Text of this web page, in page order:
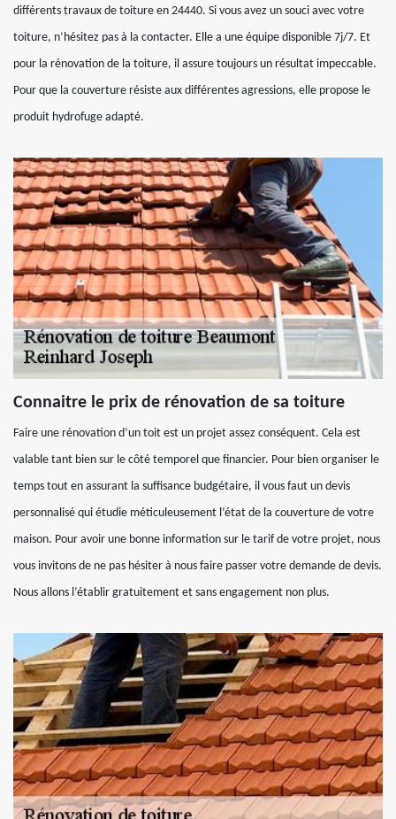
différents travaux de toiture en 24440. Si vous avez un souci avec votre
toiture, n’hésitez pas à la contacter. Elle a une équipe disponible 7j/7. Et
pour la rénovation de la toiture, il assure toujours un résultat impeccable.
Pour que la couverture résiste aux différentes agressions, elle propose le
produit hydrofuge adapté.
Connaitre le prix de rénovation de sa toiture
Faire une rénovation d’un toit est un projet assez conséquent. Cela est
valable tant bien sur le côté temporel que financier. Pour bien organiser le
temps tout en assurant la suffisance budgétaire, il vous faut un devis
personnalisé qui étudie méticuleusement l’état de la couverture de votre
maison. Pour avoir une bonne information sur le tarif de votre projet, nous
vous invitons de ne pas hésiter à nous faire passer votre demande de devis.
Nous allons l’établir gratuitement et sans engagement non plus.